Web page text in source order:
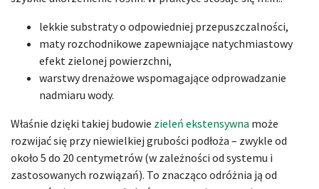
lekkie substraty o odpowiedniej przepuszczalności,
maty rozchodnikowe zapewniające natychmiastowy
efekt zielonej powierzchni,
warstwy drenażowe wspomagające odprowadzanie
nadmiaru wody.
Właśnie dzięki takiej budowie zieleń ekstensywna może
rozwijać się przy niewielkiej grubości podłoża – zwykle od
około 5 do 20 centymetrów (w zależności od systemu i
zastosowanych rozwiązań). To znacząco odróżnia ją od